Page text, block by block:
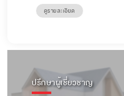
ดูรายละเอียด
ปรึกษาผู้เชี่ยวชาญ